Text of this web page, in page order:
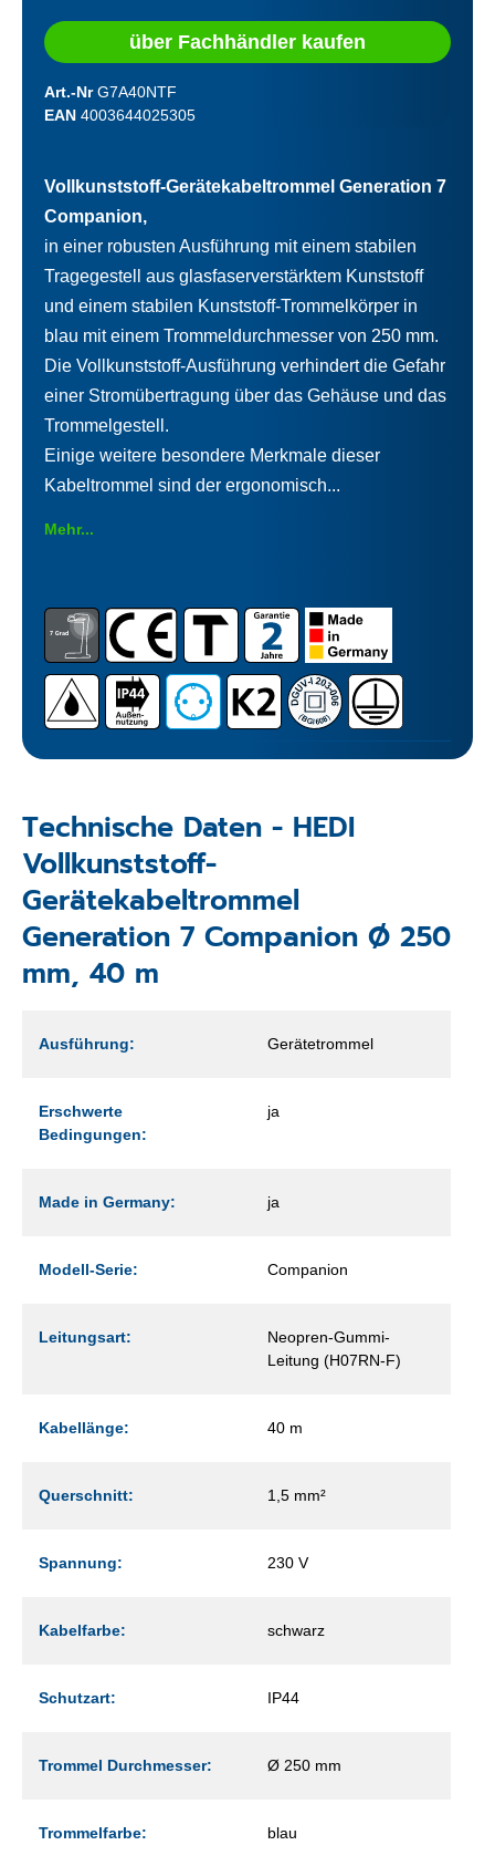
über Fachhändler kaufen
Art.-NrG7A40NTF
EAN 4003644025305
Vollkunststoff-Gerätekabeltrommel Generation 7
Companion,
in einer robusten Ausführung mit einem stabilen
Tragegestell aus glasfaserverstärktem Kunststoff
und einem stabilen Kunststoff-Trommelkörper in
blau mit einem Trommeldurchmesser von 250 mm.
Die Vollkunststoff-Ausführung verhindert die Gefahr
einer Stromübertragung über das Gehäuse und das
Trommelgestell.
Einige weitere besondere Merkmale dieser
Kabeltrommel sind der ergonomisch...
Mehr...
Technische Daten - HEDI
Vollkunststoff-
Gerätekabeltrommel
Generation 7 Companion Ø 250
mm, 40 m
Ausführung: Gerätetrommel
Erschwerte
Bedingungen:
ja
Made in Germany: ja
Modell-Serie: Companion
Leitungsart:
Neopren-Gummi-
Leitung (H07RN-F)
Kabellänge: 40 m
Querschnitt: 1,5 mm²
Spannung: 230 V
Kabelfarbe: schwarz
Schutzart: IP44
Trommel Durchmesser: Ø 250 mm
Trommelfarbe: blau